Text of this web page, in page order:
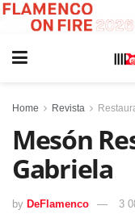
Home Revista
Mesón
Gabriela
by DeFlamenco 3